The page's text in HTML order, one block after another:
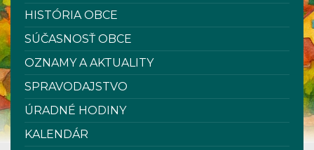
HISTÓRIA OBCE
SÚČASNOSŤ OBCE
OZNAMY A AKTUALITY
SPRAVODAJSTVO
ÚRADNÉ HODINY
KALENDÁR